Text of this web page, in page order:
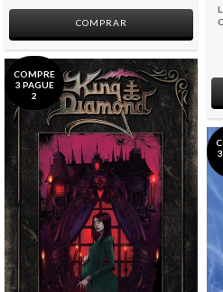
COMPRE
3 PAGUE
2